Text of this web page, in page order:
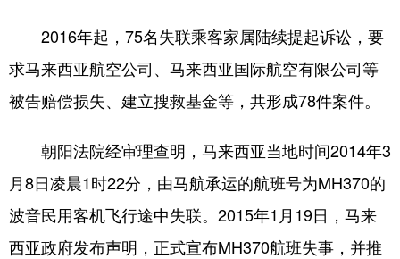
亚太网 上市公司 投教基地
地方频道
辽宁 吉林 上海 江苏
浙江 安徽 福建 江西
山东 河南 湖北 湖南
2016年起，75名失联乘客家属陆续提起诉讼，要
求马来西亚航空公司、马来西亚国际航空有限公司等
被告赔偿损失、建立搜救基金等，共形成78件案件。
朝阳法院经审理查明，马来西亚当地时间2014年3
月8日凌晨1时22分，由马航承运的航班号为MH370的
波音民用客机飞行途中失联。2015年1月19日，马来
西亚政府发布声明，正式宣布MH370航班失事，并推